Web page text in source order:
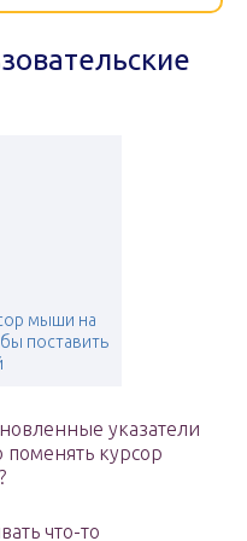
мыши на
поставить
указатели
курсор
что-то